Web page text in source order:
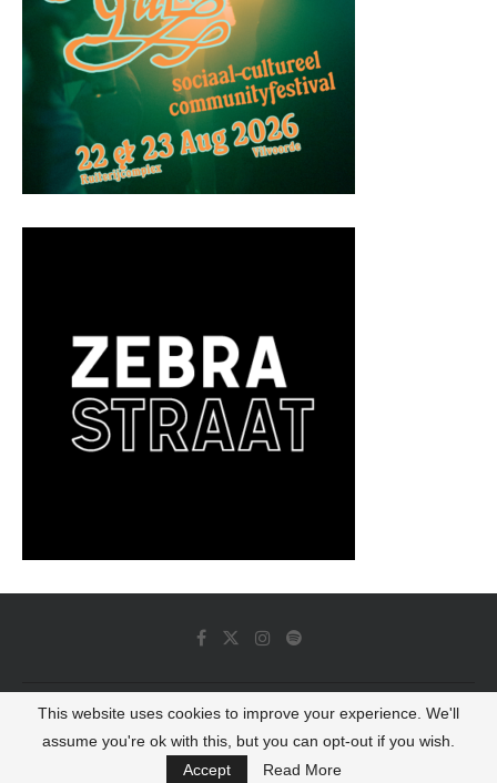
© 2022 - Luminous Dash All Rights Reserved
BACK TO TOP
This website uses cookies to improve your experience. We'll
assume you're ok with this, but you can opt-out if you wish.
Accept
Read More